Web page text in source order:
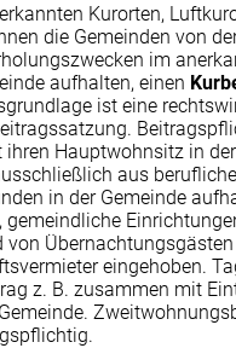
Kurorten,
die Gemeinden von
im
aufhalten, einen
ist eine
ihren Hauptwohnsitz in
aus
in der Gemeinde
von Übernachtungsgästen
eingehoben.
z. B. zusammen mit